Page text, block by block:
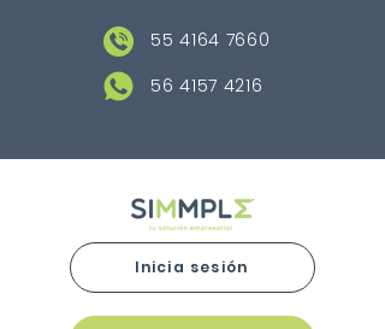
55 4164 7660
56 4157 4216
Inicia sesión